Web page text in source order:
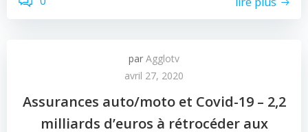
par Agglotv
avril 27, 2020
Assurances auto/moto et Covid-19 – 2,2
milliards d’euros à rétrocéder aux